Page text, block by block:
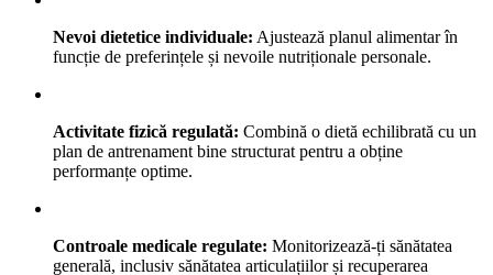
Nevoi dietetice individuale: Ajustează planul alimentar în
funcție de preferințele și nevoile nutriționale personale.
Activitate fizică regulată: Combină o dietă echilibrată cu un
plan de antrenament bine structurat pentru a obține
performanțe optime.
Controale medicale regulate: Monitorizează-ți sănătatea
generală, inclusiv sănătatea articulațiilor și recuperarea